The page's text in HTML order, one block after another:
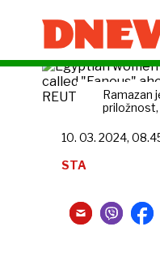
Ramazan
10. 03. 2024,
STA